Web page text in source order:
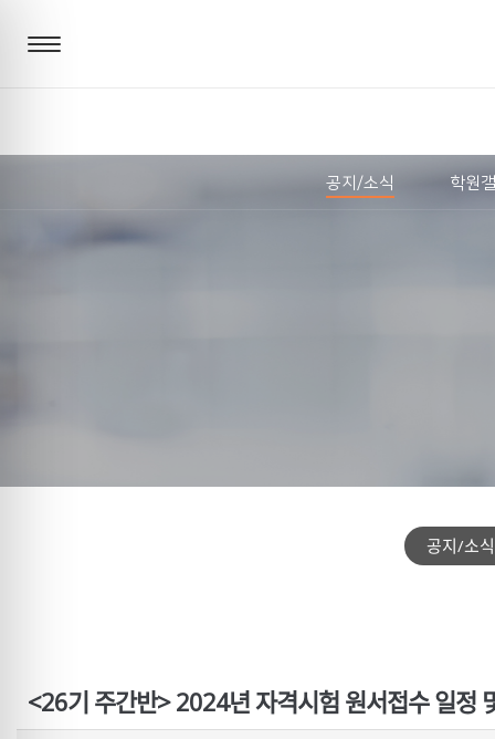
공지/소식 학원
공지/소식
<26기 주간반> 2024년 자격시험 원서접수 일정